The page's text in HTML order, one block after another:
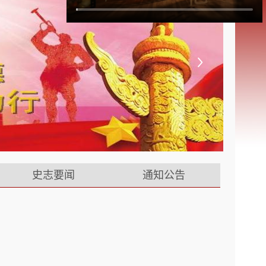
他山之石
反对历史虚无主义
史志要闻 通知公告